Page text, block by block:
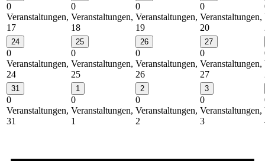
0
Veranstaltungen,
17
0
Veranstaltungen,
18
0
Veranstaltungen,
19
0
Veranstaltungen,
20
24
0
Veranstaltungen,
24
25
0
Veranstaltungen,
25
26
0
Veranstaltungen,
26
27
0
Veranstaltungen,
27
31
0
Veranstaltungen,
31
1
0
Veranstaltungen,
1
2
0
Veranstaltungen,
2
3
0
Veranstaltungen,
3